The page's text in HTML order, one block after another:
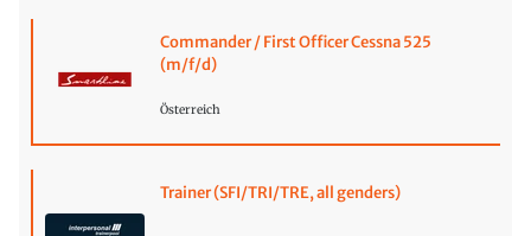
Commander / First Officer Cessna 525
(m/f/d)
Österreich
Trainer (SFI/TRI/TRE, all genders)